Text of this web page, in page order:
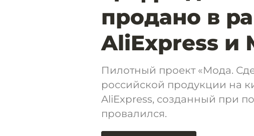
продано в
AliExpress и
Пилотный проект «Мода.
российской продукции на
AliExpress, созданный при
провалился.